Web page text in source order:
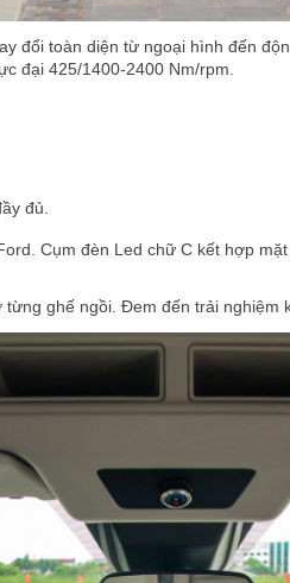
đổi toàn diện từ ngoại hình đến
đại 425/1400-2400 Nm/rpm.
đủ.
Cụm đèn Led chữ C kết hợp
ghế ngồi. Đem đến trải nghiệm